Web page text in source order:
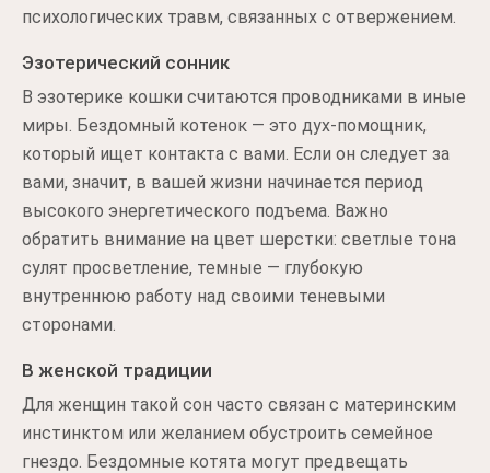
психологических травм, связанных с отвержением.
Эзотерический сонник
В эзотерике кошки считаются проводниками в иные
миры. Бездомный котенок — это дух-помощник,
который ищет контакта с вами. Если он следует за
вами, значит, в вашей жизни начинается период
высокого энергетического подъема. Важно
обратить внимание на цвет шерстки: светлые тона
сулят просветление, темные — глубокую
внутреннюю работу над своими теневыми
сторонами.
В женской традиции
Для женщин такой сон часто связан с материнским
инстинктом или желанием обустроить семейное
гнездо. Бездомные котята могут предвещать